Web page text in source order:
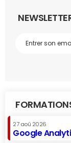
27 aoû 2026
Google